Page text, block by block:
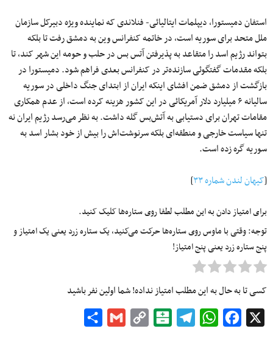
استفان دمیستورا، دیپلمات ایتالیائی- فنلاندی که نماینده ویژه دبیرکل سازمان
ملل متحد برای سوریه است، در خاتمه کنفرانس وین به دمشق رفت تا بلکه
بتواند رژیم اسد را متقاعد به پذیرفتن آتس بس در حلب و حومه این شهر کند، تا
بلکه مقدمات گفتگوئی سازنده‌تر در کنفرانس بعدی فراهم شود. دمیستورا در
بازگشت از دمشق ضمن افشای اینکه ایران از ابتدای جنگ داخلی در سوریه
سالیانه ۶ میلیارد دلار آمریکائی در این کشور هزینه کرده است، از عدم همکاری
مقامات تهران برای دستیابی به آتش‌بس گله داشت. به نظر می‌رسد رژیم ایران نه
تنها سیاست خارجی و منطقه‌ای بلکه سرنوشت‌اش را بیش از خود بشار اسد به
سوریه گره زده است.
[کیهان لندن شماره ۳۳ ]
برای امتیاز دادن به این مطلب لطفا روی ستاره‌ها کلیک کنید.
توجه: وقتی با ماوس روی ستاره‌ها حرکت می‌کنید، یک ستاره زرد یعنی یک امتیاز و
پنج ستاره زرد یعنی پنج امتیاز!
کسی تا به حال به این مطلب امتیاز نداده! شما اولین نفر باشید
Facebook
WhatsApp
Telegram
Balatarin
Copy
Gmail